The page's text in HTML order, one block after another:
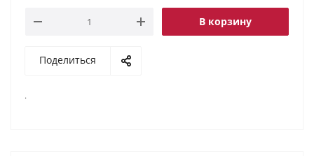
В корзину
Поделиться
.